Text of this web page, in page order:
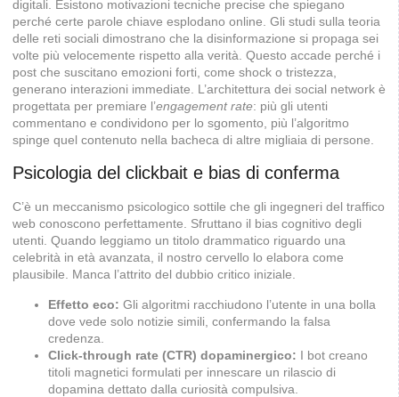
digitali. Esistono motivazioni tecniche precise che spiegano
perché certe parole chiave esplodano online. Gli studi sulla teoria
delle reti sociali dimostrano che la disinformazione si propaga sei
volte più velocemente rispetto alla verità. Questo accade perché i
post che suscitano emozioni forti, come shock o tristezza,
generano interazioni immediate. L’architettura dei social network è
progettata per premiare l’engagement rate: più gli utenti
commentano e condividono per lo sgomento, più l’algoritmo
spinge quel contenuto nella bacheca di altre migliaia di persone.
Psicologia del clickbait e bias di conferma
C’è un meccanismo psicologico sottile che gli ingegneri del traffico
web conoscono perfettamente. Sfruttano il bias cognitivo degli
utenti. Quando leggiamo un titolo drammatico riguardo una
celebrità in età avanzata, il nostro cervello lo elabora come
plausibile. Manca l’attrito del dubbio critico iniziale.
Effetto eco: Gli algoritmi racchiudono l’utente in una bolla
dove vede solo notizie simili, confermando la falsa
credenza.
Click-through rate (CTR) dopaminergico: I bot creano
titoli magnetici formulati per innescare un rilascio di
dopamina dettato dalla curiosità compulsiva.